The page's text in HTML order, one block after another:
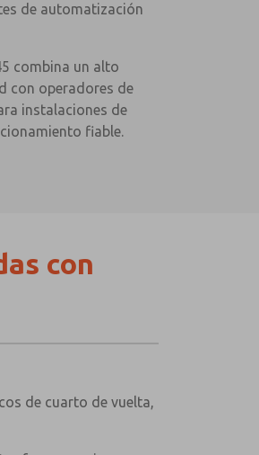
de automatización
combina un alto
con operadores de
instalaciones de
fiable.
con
de cuarto de vuelta,